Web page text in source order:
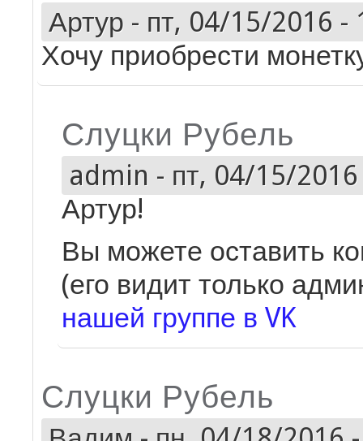
Артур - пт, 04/15/2016 -
Хочу приобрести
Слуцки Рубель
admin - пт, 04/15/
Артур!
Вы можете оставить
(его видит только
нашей группе в VK
Слуцки Рубель